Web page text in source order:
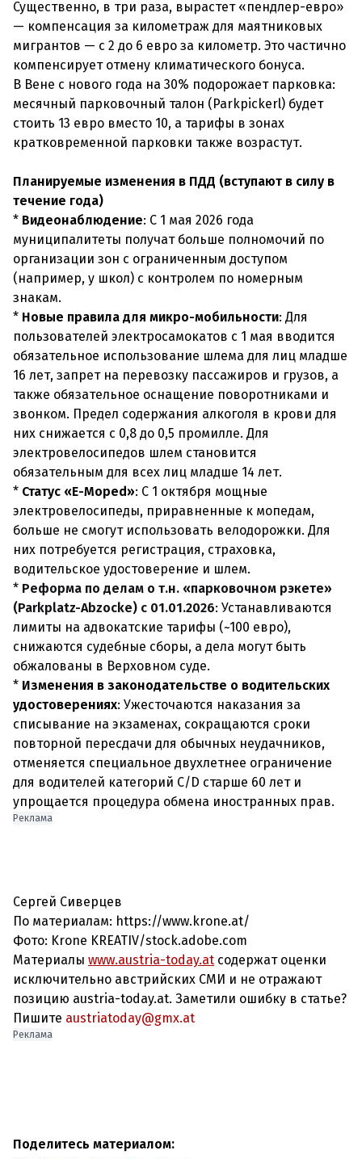
Существенно, в три раза, вырастет «пендлер-евро»
— компенсация за километраж для маятниковых
мигрантов — с 2 до 6 евро за километр. Это частично
компенсирует отмену климатического бонуса.
В Вене с нового года на 30% подорожает парковка:
месячный парковочный талон (Parkpickerl) будет
стоить 13 евро вместо 10, а тарифы в зонах
кратковременной парковки также возрастут.
Планируемые изменения в ПДД (вступают в силу в
течение года)
* Видеонаблюдение: С 1 мая 2026 года
муниципалитеты получат больше полномочий по
организации зон с ограниченным доступом
(например, у школ) с контролем по номерным
знакам.
* Новые правила для микро-мобильности: Для
пользователей электросамокатов с 1 мая вводится
обязательное использование шлема для лиц младше
16 лет, запрет на перевозку пассажиров и грузов, а
также обязательное оснащение поворотниками и
звонком. Предел содержания алкоголя в крови для
них снижается с 0,8 до 0,5 промилле. Для
электровелосипедов шлем становится
обязательным для всех лиц младше 14 лет.
* Статус «E-Moped»: С 1 октября мощные
электровелосипеды, приравненные к мопедам,
больше не смогут использовать велодорожки. Для
них потребуется регистрация, страховка,
водительское удостоверение и шлем.
* Реформа по делам о т.н. «парковочном рэкете»
(Parkplatz-Abzocke) с 01.01.2026: Устанавливаются
лимиты на адвокатские тарифы (~100 евро),
снижаются судебные сборы, а дела могут быть
обжалованы в Верховном суде.
* Изменения в законодательстве о водительских
удостоверениях: Ужесточаются наказания за
списывание на экзаменах, сокращаются сроки
повторной пересдачи для обычных неудачников,
отменяется специальное двухлетнее ограничение
для водителей категорий C/D старше 60 лет и
упрощается процедура обмена иностранных прав.
Реклама
Сергей Сиверцев
По материалам: https://www.krone.at/
Фото: Krone KREATIV/stock.adobe.com
Материалы www.austria-today.at содержат оценки
исключительно австрийских СМИ и не отражают
позицию austria-today.at. Заметили ошибку в статье?
Пишите austriatoday@gmx.at
Реклама
Поделитесь материалом: